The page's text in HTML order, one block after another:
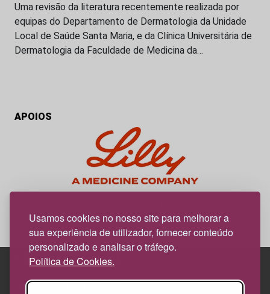
Usamos cookies no nosso site para melhorar a
sua experiência de utilizador, fornecer conteúdo
personalizado e analisar o tráfego.
Política de Cookies.
Uma revisão da literatura recentemente realizada por
equipas do Departamento de Dermatologia da Unidade
Local de Saúde Santa Maria, e da Clínica Universitária de
Dermatologia da Faculdade de Medicina da…
APOIOS
News Farma, possível com o apoio da Lilly.
Edif. Lisboa Oriente | Av. Infante D. Henrique, n.º 333H, esc.